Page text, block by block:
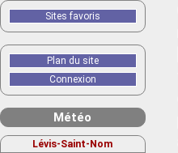
Sites favoris
Plan du site
Connexion
Météo
Lévis-Saint-Nom